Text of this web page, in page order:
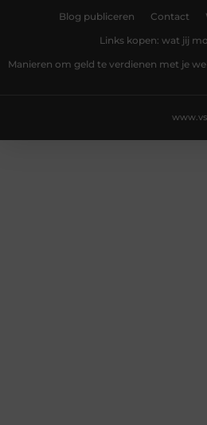
Blog publiceren Contact
Links kopen: wat jij
Manieren om geld te verdienen met je